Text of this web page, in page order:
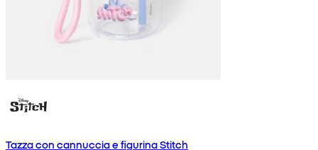
Tazza con cannuccia e figurina Stitch